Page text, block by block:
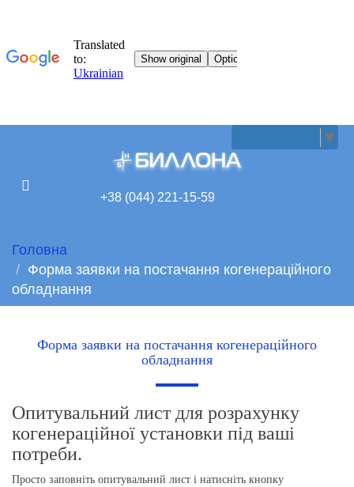
▼
+38 (044) 221-15-59
Головна
Форма заявки на постачання когенераційного
обладнання
Форма заявки на постачання когенераційного
обладнання
Опитувальний лист для розрахунку
когенераційної установки під ваші
потреби.
Просто заповніть опитувальний лист і натисніть кнопку